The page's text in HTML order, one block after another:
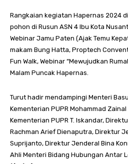
Rangkaian kegiatan Hapernas 2024
pohon di Rusun ASN 4 Ibu Kota
Webinar Jamu Paten (Ajak Temu
makam Bung Hatta, Proptech
Fun Walk, Webinar “Mewujudkan
Malam Puncak Hapernas.
Turut hadir mendampingi Menteri
Kementerian PUPR Mohammad
Kementerian PUPR T. Iskandar,
Rachman Arief Dienaputra, Direktur
Suprijanto, Direktur Jenderal Bina
Ahli Menteri Bidang Hubungan Antar